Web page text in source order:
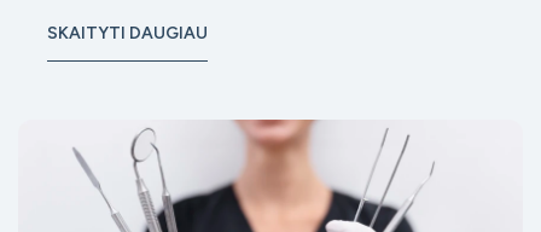
nustemba sužinoję, kad nuėmus breketus
SKAITYTI DAUGIAU